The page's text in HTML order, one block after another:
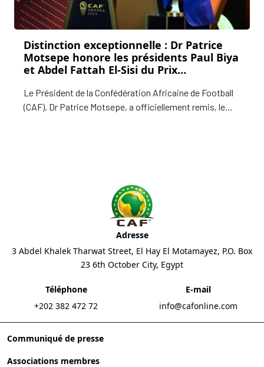
Distinction exceptionnelle : Dr Patrice
Motsepe honore les présidents Paul Biya
et Abdel Fattah El-Sisi du Prix
Le Président de la Confédération Africaine de Football
(CAF), Dr Patrice Motsepe, a officiellement remis, le
Communiqué de presse
Associations membres
Adresse
3 Abdel Khalek Tharwat Street, El Hay El Motamayez, P.O. Box
23 6th October City, Egypt
Téléphone
+202 382 472 72
E-mail
info@cafonline.com